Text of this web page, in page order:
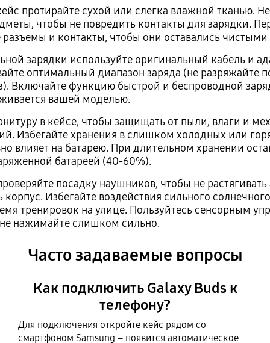
протирайте сухой или слегка влажной тканью.
чтобы не повредить контакты для зарядки.
разъемы и контакты, чтобы они оставались
зарядки используйте оригинальный кабель и
оптимальный диапазон заряда (не разряжайте
Включайте функцию быстрой и беспроводной
вашей моделью.
в кейсе, чтобы защищать от пыли, влаги и
Избегайте хранения в слишком холодных или
влияет на батарею. При длительном хранении
батареей (40-60%).
посадку наушников, чтобы не
Избегайте воздействия сильного
тренировок на улице. Пользуйтесь сенсорным
нажимайте слишком сильно.
Часто задаваемые вопросы
Как подключить Galaxy Buds к
телефону?
Для подключения откройте кейс рядом со
смартфоном Samsung – появится автоматическое